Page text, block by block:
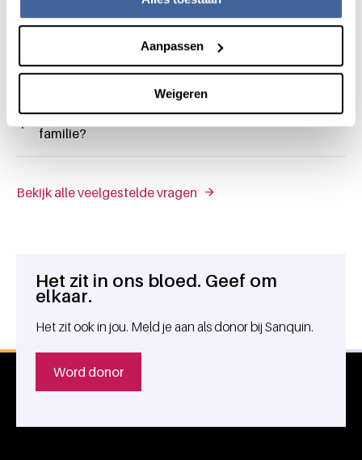
Aanpassen
Weigeren
Waarom kan plasma niet voor oogdruppels
worden gebruikt?
Kan ik serum doneren voor mijzelf - of voor
familie?
Bekijk alle veelgestelde vragen
Algemene informatie
Het zit in ons bloed. Geef om
elkaar.
Het zit ook in jou. Meld je aan als donor bij Sanquin.
Word donor